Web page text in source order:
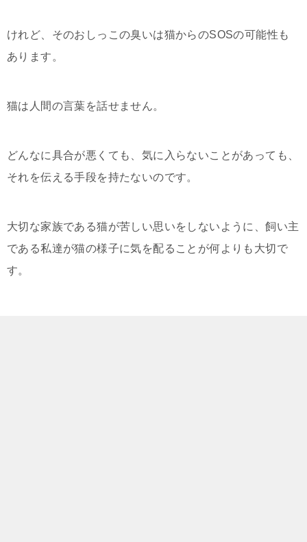
けれど、そのおしっこの臭いは猫からのSOSの可能性も
あります。
猫は人間の言葉を話せません。
どんなに具合が悪くても、気に入らないことがあっても、
それを伝える手段を持たないのです。
大切な家族である猫が苦しい思いをしないように、飼い主
である私達が猫の様子に気を配ることが何よりも大切で
す。